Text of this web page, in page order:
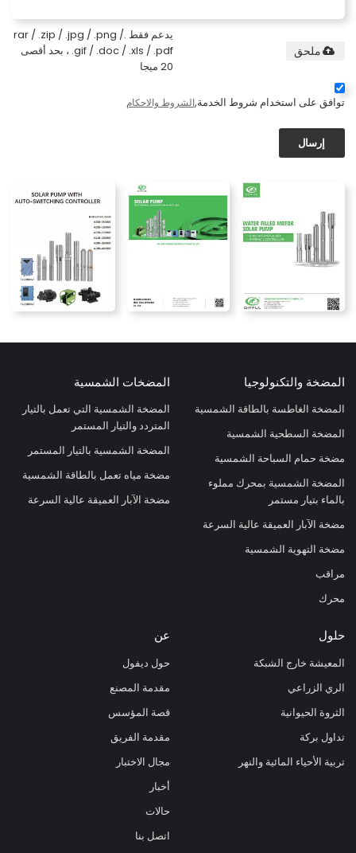
يدعم فقط .rar / .zip / .jpg / .png /
.gif / .doc / .xls / .pdf ، بحد أقصى
20 ميجا
ملحق
توافق على استخدام شروط الخدمة,الشروط والاحكام
إرسال
المضخة والتكنولوجيا
المضخة الغاطسة بالطاقة الشمسية
المضخة السطحية الشمسية
مضخة حمام السباحة الشمسية
المضخة الشمسية بمحرك مملوء
بالماء بتيار مستمر
مضخة الآبار العميقة عالية السرعة
مضخة التهوية الشمسية
مراقب
محرك
المضخات الشمسية
المضخة الشمسية التي تعمل بالتيار
المتردد والتيار المستمر
المضخة الشمسية بالتيار المستمر
مضخة مياه تعمل بالطاقة الشمسية
مضخة الآبار العميقة عالية السرعة
حلول
المعيشة خارج الشبكة
الري الزراعي
الثروة الحيوانية
تداول بركة
تربية الأحياء المائية والنهر
عن
حول ديفول
مقدمة المصنع
قصة المؤسس
مقدمة الفريق
مجال الاختبار
أخبار
حالات
اتصل بنا